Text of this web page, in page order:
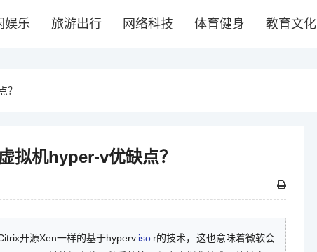
娱乐 旅游出行 网络科技 体育健身 教育文化
？
拟机hyper-v优缺点？
开源Xen一样的基于hyperv iso r的技术，这也意味着微软会